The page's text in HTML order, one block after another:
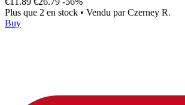
Plus que 2 en stock • Vendu parCzerney R.
Buy